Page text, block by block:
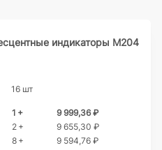
индикаторы M204
16 шт
1 +
9 999,36 ₽
2 +
9 655,30 ₽
8 +
9 594,76 ₽